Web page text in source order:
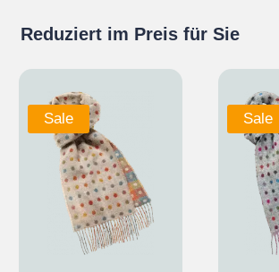
Reduziert im Preis für Sie
Sale Sale